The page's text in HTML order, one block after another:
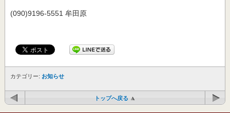
(090)9196-5551 牟田原
カテゴリー: お知らせ
トップへ戻る